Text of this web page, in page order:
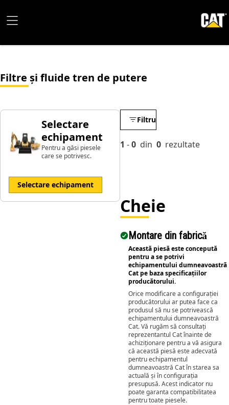
Filtre și fluide tren de putere​
Selectare
echipament
Pentru a găsi piesele
care se potrivesc.
Selectare echipament
Filtru
1 -0 din 0 rezultate
Cheie
Montare din fabrică
Această piesă este concepută
pentru a se potrivi
echipamentului dumneavoastră
Cat pe baza specificațiilor
producătorului.
Orice modificare a configurației
producătorului ar putea face ca
produsul să nu se potrivească
echipamentului dumneavoastră
Cat. Vă rugăm să consultați
reprezentantul Cat înainte de
achiziționare pentru a vă asigura
că această piesă este adecvată
pentru echipamentul
dumneavoastră Cat în starea sa
actuală și în configurația
presupusă. Acest indicator nu
poate garanta compatibilitatea
pentru toate piesele.